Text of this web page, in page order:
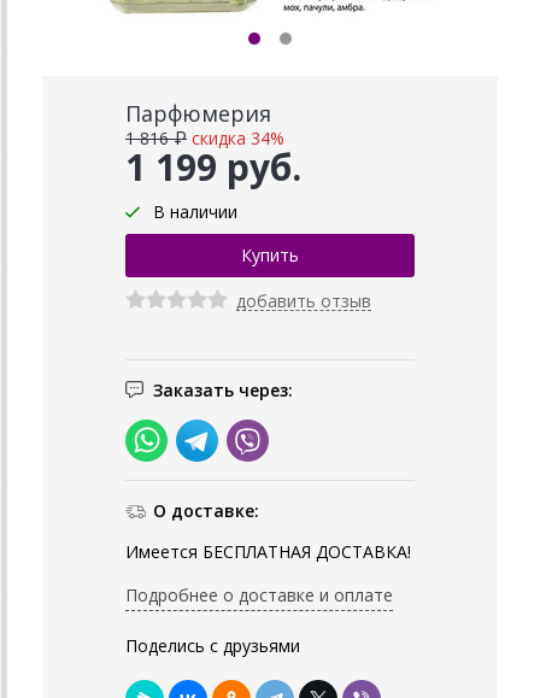
Парфюмерия
1 199 руб.
1 816 ₽ скидка 34%
В наличии
добавить отзыв
Заказать через:
О доставке:
Имеется БЕСПЛАТНАЯ ДОСТАВКА!
Подробнее о доставке и оплате
Поделись с друзьями